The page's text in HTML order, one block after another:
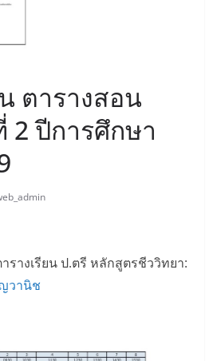
ตารางสอน
2 ปีการศึกษา
รางเรียน ป.ตรี หลักสูตรชีววิทยา:
วานิช